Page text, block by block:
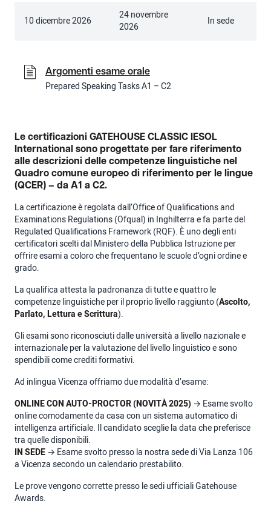
10 dicembre 2026
24 novembre
2026
In sede
Argomenti esame orale
Prepared Speaking Tasks A1 – C2
Le certificazioni GATEHOUSE CLASSIC IESOL
International sono progettate per fare riferimento
alle descrizioni delle competenze linguistiche nel
Quadro comune europeo di riferimento per le lingue
(QCER) – da A1 a C2.
La certificazione è regolata dall’Office of Qualifications and
Examinations Regulations (Ofqual) in Inghilterra e fa parte del
Regulated Qualifications Framework (RQF). È uno degli enti
certificatori scelti dal Ministero della Pubblica Istruzione per
offrire esami a coloro che frequentano le scuole d’ogni ordine e
grado.
La qualifica attesta la padronanza di tutte e quattro le
competenze linguistiche per il proprio livello raggiunto (Ascolto,
Parlato, Lettura e Scrittura).
Gli esami sono riconosciuti dalle università a livello nazionale e
internazionale per la valutazione del livello linguistico e sono
spendibili come crediti formativi.
Ad inlingua Vicenza offriamo due modalità d’esame:
ONLINE CON AUTO-PROCTOR (NOVITÀ 2025)→ Esame svolto
online comodamente da casa con un sistema automatico di
intelligenza artificiale. Il candidato sceglie la data che preferisce
tra quelle disponibili.
IN SEDE→ Esame svolto presso la nostra sede di Via Lanza 106
a Vicenza secondo un calendario prestabilito.
Le prove vengono corrette presso le sedi ufficiali Gatehouse
Awards.